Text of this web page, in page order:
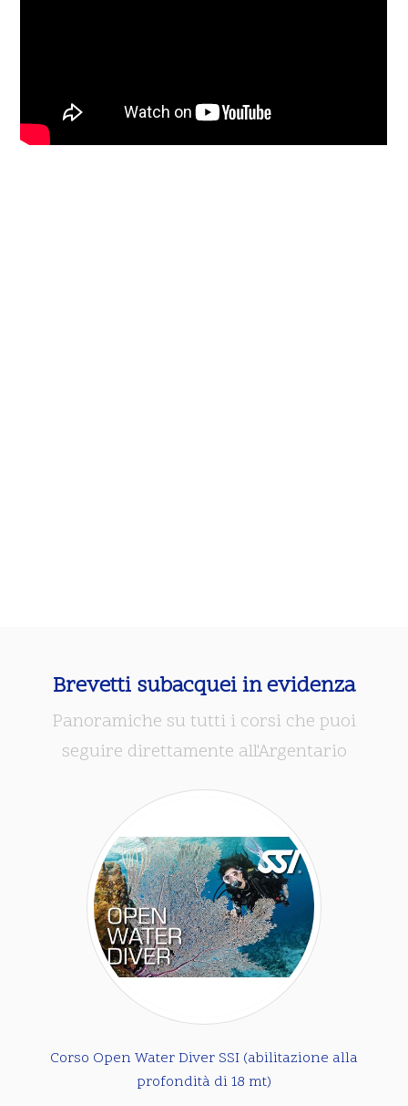
Brevetti subacquei in evidenza
Panoramiche su tutti i corsi che puoi
seguire direttamente all'Argentario
Corso Open Water Diver SSI (abilitazione alla
profondità di 18 mt)